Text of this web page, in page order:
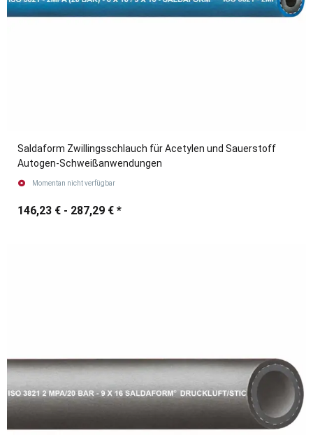
Saldaform Zwillingsschlauch für Acetylen und Sauerstoff
Autogen-Schweißanwendungen
Momentan nicht verfügbar
146,23 € - 287,29 € *